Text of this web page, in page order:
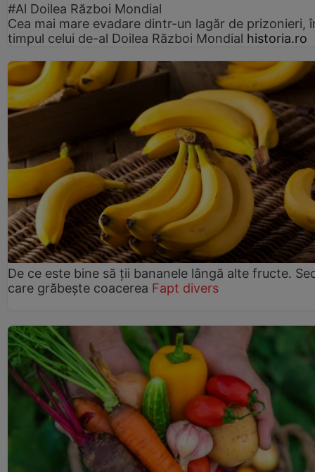
#Al Doilea Război Mondial
Cea mai mare evadare dintr-un lagăr de prizonieri,
timpul celui de-al Doilea Război Mondial historia.ro
De ce este bine să ții bananele lângă alte fructe.
care grăbește coacerea Fapt divers